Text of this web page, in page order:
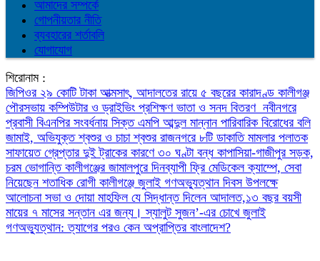
আমাদের সম্পর্কে
গোপনীয়তার নীতি
ব্যবহারের শর্তাবলি
যোগাযোগ
শিরোনাম :
জিপিওর ২৯ কোটি টাকা আত্মসাৎ, আদালতের রায়ে ৫ বছরের কারাদণ্ড কালীগঞ্জ
পৌরসভায় কম্পিউটার ও ড্রাইভিং প্রশিক্ষণ ভাতা ও সনদ বিতরণ নবীনগরে
প্রবাসী বিএনপির সংবর্ধনায় সিক্ত এমপি আব্দুল মান্নান পারিবারিক বিরোধের বলি
জামাই, অভিযুক্ত শ্বশুর ও চাচা শ্বশুর রাজনগরে ৮টি ডাকাতি মামলার পলাতক
সাফায়েত গ্রেপ্তার দুই ট্রাকের কারণে ৩০ ঘণ্টা বন্ধ কাপাসিয়া-গাজীপুর সড়ক,
চরম ভোগান্তি কালীগঞ্জের জামালপুরে দিনব্যাপী ফ্রি মেডিকেল ক্যাম্পে, সেবা
নিয়েছেন শতাধিক রোগী কালীগঞ্জে জুলাই গণঅভ্যুত্থান দিবস উপলক্ষে
আলোচনা সভা ও দোয়া মাহফিল যে সিদ্ধান্ত দিলেন আদালত,১৩ বছর বয়সী
মায়ের ৭ মাসের সন্তান এর জন্য।স্যালুট সুজন’-এর চোখে জুলাই
গণঅভ্যুত্থান: ত্যাগের পরও কেন অপ্রাপ্তির বাংলাদেশ?